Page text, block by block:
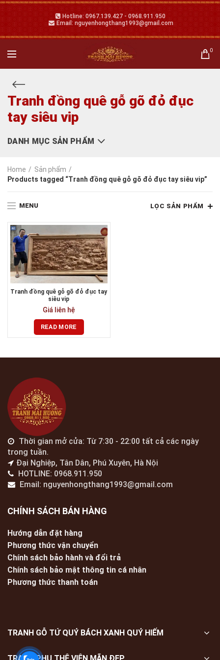
Hotline: 0967.139.427 - 0968.911.950
Email: nguyenhongthang1993@gmail.com
0
Tranh đồng quê gỗ gõ đỏ đục
tay siêu vip
DANH MỤC SẢN PHẨM
Home
Sản phẩm
Products tagged “Tranh đồng quê gỗ gõ đỏ đục tay siêu vip”
MENU LỌC SẢN PHẨM
Tranh đồng quê gỗ gõ đỏ đục tay
siêu vip
Giá liên hệ
READ MORE
Thời gian mở cửa: Từ 7:30 - 22:00 tất cả các ngày
trong tuần.
Đại Nghiệp, Tân Dân, Phú Xuyên, Hà Nội
HOTLINE: 0968.911.950
Email: nguyenhongthang1993@gmail.com
CHÍNH SÁCH BÁN HÀNG
Hướng dẫn đặt hàng
Phương thức vận chuyển
Chính sách bảo hành và đổi trả
Chính sách bảo mật thông tin cá nhân
Phương thức thanh toán
TRANH GỖ TỨ QUÝ BÁCH XANH QUÝ HIẾM
TRANH PHU THÊ VIÊN MÃN ĐẸP